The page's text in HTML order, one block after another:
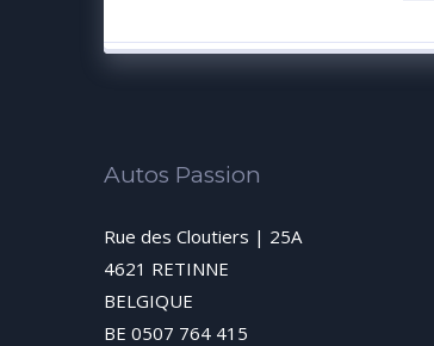
Autos Passion
Rue des Cloutiers | 25A
4621 RETINNE
BELGIQUE
BE 0507 764 415